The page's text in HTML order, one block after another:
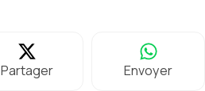
Partager Envoyer